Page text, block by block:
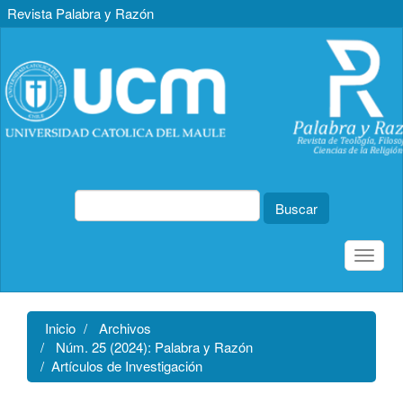
Revista Palabra y Razón
Contenido
principal
Barra
lateral
Buscar
Toggle
Inicio
Archivos
Núm. 25 (2024): Palabra y Razón
Artículos de Investigación